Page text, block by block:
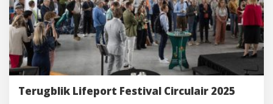
Terugblik Lifeport Festival Circulair 2025